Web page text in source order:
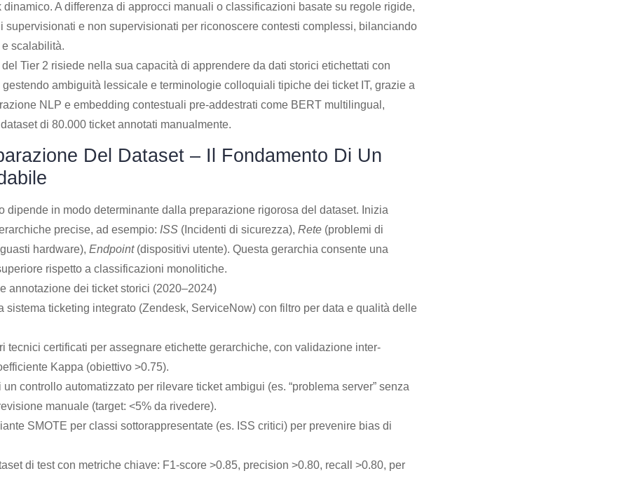
A differenza di approcci manuali o classificazioni basate su regole rigide,
supervisionati e non supervisionati per riconoscere contesti complessi, bilanciando
scalabilità.
Tier 2 risiede nella sua capacità di apprendere da dati storici etichettati con
ambiguità lessicale e terminologie colloquiali tipiche dei ticket IT, grazie a
NLP e embedding contestuali pre-addestrati come BERT multilingual,
di 80.000 ticket annotati manualmente.
Del Dataset – Il Fondamento Di Un
dipende in modo determinante dalla preparazione rigorosa del dataset. Inizia
precise, ad esempio: ISS (Incidenti di sicurezza), Rete (problemi di
hardware), Endpoint(dispositivi utente). Questa gerarchia consente una
rispetto a classificazioni monolitiche.
annotazione dei ticket storici (2020–2024)
sistema ticketing integrato (Zendesk, ServiceNow) con filtro per data e qualità delle
tecnici certificati per assegnare etichette gerarchiche, con validazione inter-
Kappa (obiettivo >0.75).
controllo automatizzato per rilevare ticket ambigui (es. “problema server” senza
manuale (target: <5% da rivedere).
SMOTE per classi sottorappresentate (es. ISS critici) per prevenire bias di
di test con metriche chiave: F1-score >0.85, precision >0.80, recall >0.80, per